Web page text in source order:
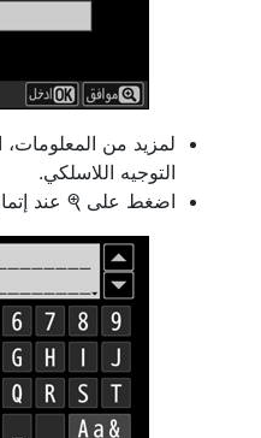
لمزيد من المعلومات،
التوجيه اللاسلكي.
اضغط على X عند